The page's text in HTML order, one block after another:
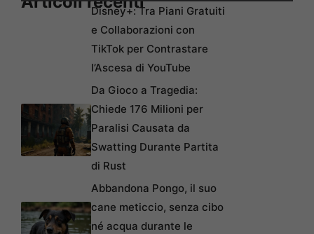
Disney+: Tra Piani Gratuiti
e Collaborazioni con
TikTok per Contrastare
l’Ascesa di YouTube
Da Gioco a Tragedia:
Chiede 176 Milioni per
Paralisi Causata da
Swatting Durante Partita
di Rust
Abbandona Pongo, il suo
cane meticcio, senza cibo
né acqua durante le